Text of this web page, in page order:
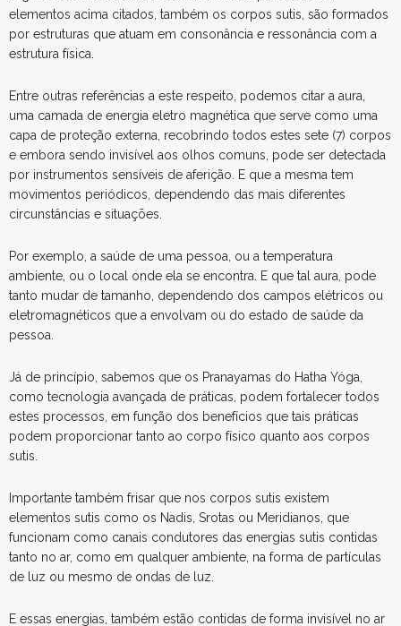
elementos acima citados, também os corpos sutis, são formados
por estruturas que atuam em consonância e ressonância com a
estrutura física.
Entre outras referências a este respeito, podemos citar a aura,
uma camada de energia eletro magnética que serve como uma
capa de proteção externa, recobrindo todos estes sete (7) corpos
e embora sendo invisível aos olhos comuns, pode ser detectada
por instrumentos sensíveis de aferição. E que a mesma tem
movimentos periódicos, dependendo das mais diferentes
circunstâncias e situações.
Por exemplo, a saúde de uma pessoa, ou a temperatura
ambiente, ou o local onde ela se encontra. E que tal aura, pode
tanto mudar de tamanho, dependendo dos campos elétricos ou
eletromagnéticos que a envolvam ou do estado de saúde da
pessoa.
Já de princípio, sabemos que os Pranayamas do Hatha Yóga,
como tecnologia avançada de práticas, podem fortalecer todos
estes processos, em função dos benefícios que tais práticas
podem proporcionar tanto ao corpo físico quanto aos corpos
sutis.
Importante também frisar que nos corpos sutis existem
elementos sutis como os Nadis, Srotas ou Meridianos, que
funcionam como canais condutores das energias sutis contidas
tanto no ar, como em qualquer ambiente, na forma de partículas
de luz ou mesmo de ondas de luz.
E essas energias, também estão contidas de forma invisível no ar